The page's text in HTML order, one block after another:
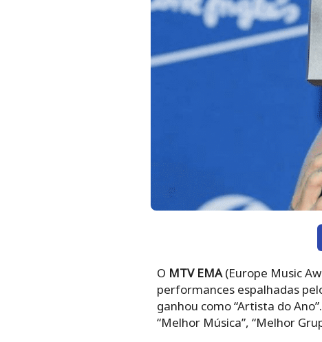
O MTV EMA(Europe Music
performances espalhadas
ganhou como “Artista do
“Melhor Música”, “Melhor